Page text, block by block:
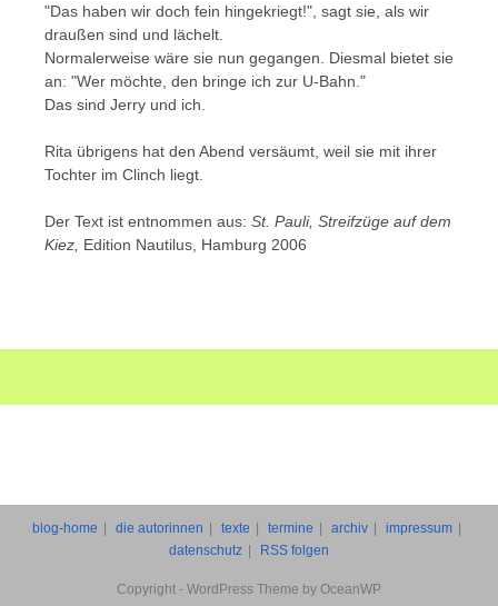
"Das haben wir doch fein hingekriegt!", sagt sie, als wir
draußen sind und lächelt.
Normalerweise wäre sie nun gegangen. Diesmal bietet sie
an: "Wer möchte, den bringe ich zur U-Bahn."
Das sind Jerry und ich.
Rita übrigens hat den Abend versäumt, weil sie mit ihrer
Tochter im Clinch liegt.
Der Text ist entnommen aus: St. Pauli, Streifzüge auf dem
Kiez, Edition Nautilus, Hamburg 2006
blog-home die autorinnen texte termine archiv
impressum
datenschutz
RSS folgen
Copyright - WordPress Theme by OceanWP